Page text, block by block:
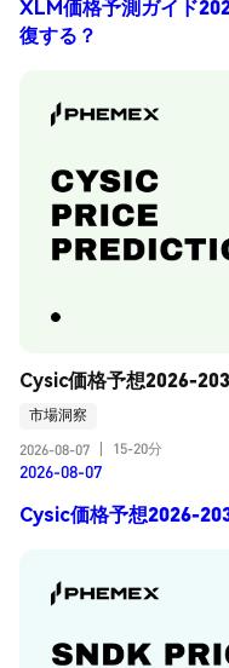
XLM価格予測ガイド
復する？
Cysic価格予想2026-
市場洞察
2026-08-07
15-20分
2026-08-07
Cysic価格予想2026-